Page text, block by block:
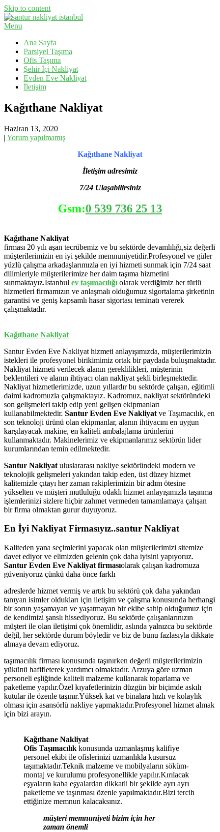
Skip to content
Santur Nakliyat
Menu
Ana Sayfa
Parsiyel Taşıma
Ofis Taşıma
Şehir İçi Nakliyat
Evden Eve Nakliyat
İletişim
Kağıthane Nakliyat
Haziran 13, 2020
| Yorum yapılmamış
Kağıthane Nakliyat
İletişim adresimiz
7/24 Ulaşabilirsiniz
Gsm:0 539 736 25 13
Kağıthane Nakliyat
firması 20 yılı aşan tecrübemiz ve bu sektörde devamlılığı,siz değerli
müşterilerimizin en iyi şekilde memnuniyetidir.Profesyonel ve güler
yüzlü çalışma arkadaşlarımızla en iyi hizmeti sunmak için 7/24 saat
dilimleriyle müşterilerimize her daim taşıma hizmetini
sunmaktayız.İstanbul ev taşımacılığı olarak verdiğimiz her türlü
hizmetleri firmamızın ve anlaşmalı olduğumuz sigortalama şirketinin
garantisi ve geniş kapsamlı hasar sigortası teminatı vererek
çalışmaktadır.
Kağıthane Nakliyat
Santur Evden Eve Nakliyat hizmeti anlayışımızda, müşterilerimizin
istekleri ile profesyonel birikimimiz ortak bir paydada buluşmaktadır.
Nakliyat hizmeti verilecek alanın gereklilikleri, müşterinin
beklentileri ve alanın ihtiyacı olan nakliyat şekli birleşmektedir.
Nakliyat hizmetlerimizde, uzun yıllardır bu sektörde çalışan, eğitimli
daimi kadromuzla çalışmaktayız. Kadromuz, nakliyat sektöründeki
son gelişmeleri takip edip yeni gelişen ekipmanları
kullanabilmektedir. Santur Evden Eve Nakliyat ve Taşımacılık, en
son teknoloji ürünü olan ekipmanlar, alanın ihtiyacını en uygun
karşılayacak makine, en kaliteli ambalajlama ürünlerini
kullanmaktadır. Makinelerimiz ve ekipmanlarımız sektörün lider
kurumlarından temin edilmektedir.
Santur Nakliyat uluslararası nakliye sektöründeki modern ve
teknolojik gelişmeleri yakından takip eden, üst düzey hizmet
kalitemizle çıtayı her zaman rakiplerimizin bir adım ötesine
yükselten ve müşteri mutluluğu odaklı hizmet anlayışımızla taşınma
işlemlerinizi sizlere hiçbir zahmet vermeden tamamlamaya çalışan
bir firma olmaktan gurur duyuyoruz.
En İyi Nakliyat Firmasıyız..santur Nakliyat
Kaliteden yana seçimlerini yapacak olan müşterilerimizi sitemize
davet ediyor ve elimizden gelenin çok daha iyisini yapıyoruz.
Santur Evden Eve Nakliyat firmasıolarak çalışan kadromuza
güveniyoruz çünkü daha önce farklı
adreslerde hizmet vermiş ve artık bu sektörü çok daha yakından
tanıyan isimler oldukları için iletişim ve çalışma konusunda herhangi
bir sorun yaşamayan ve yaşatmayan bir ekibe sahip olduğumuz için
de kendimizi şanslı hissediyoruz. Bu sektörde çalışanlarınızın
müşteri ile olan iletişimi çok önemlidir, aslında yalnızca bu sektörde
değil, her sektörde durum böyledir ve biz de bunu fazlasıyla dikkate
almaya devam ediyoruz.
taşımacılık firması konusunda taşınırken değerli müşterilerimizin
yükünü hafifleterek yardımcı olmaktadır. Arzuya göre uzman
personeli eşliğinde kaliteli malzeme kullanarak toparlama ve
paketleme yapılır.Özel kıyafetlerinizin düzgün bir biçimde askılı
kutular ile özenle taşınır.Yüksek kat ve binalara hızlı ve kolaylık
olması için asansörlü nakliye yapmaktadır.Profesyonel hizmet almak
için bizi arayın.
Kağıthane Nakliyat
Ofis Taşımacılık konusunda uzmanlaşmış kalifiye
personel ekibi ile ofislerinizi uzmanlıkla kusursuz
taşımaktadır.Teknik malzeme ve mobilyaların söküm-
montaj ve kurulumu profesyonellikle yapılır.Kırılacak
eşyaların kaba eşyalardan dikkatli bir şekilde ayrı ayrı
paketleme ve taşınması özenle yapılmaktadır.Bizi tercih
ettiğinize memnun kalacaksınız.
müşteri memnuniyeti bizim için her
zaman önemli